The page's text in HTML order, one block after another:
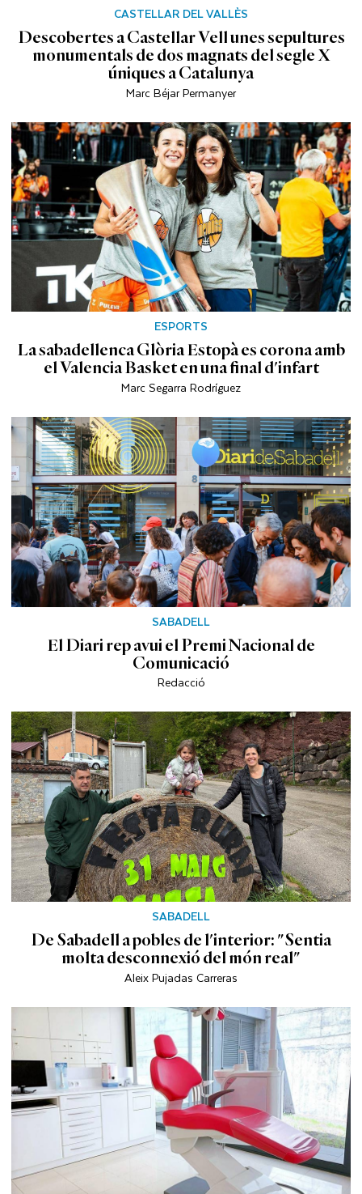
CASTELLAR DEL VALLÈS
Descobertes a Castellar Vell unes sepultures
monumentals de dos magnats del segle X
úniques a Catalunya
Marc Béjar Permanyer
ESPORTS
La sabadellenca Glòria Estopà es corona amb
el Valencia Basket en una final d'infart
Marc Segarra Rodríguez
SABADELL
El Diari rep avui el Premi Nacional de
Comunicació
Redacció
SABADELL
De Sabadell a pobles de l'interior: "Sentia
molta desconnexió del món real"
Aleix Pujadas Carreras